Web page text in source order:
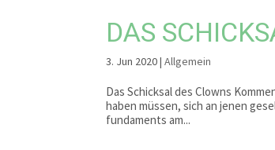
DAS
3. Jun 2020|Allgemein
Das Schicksal des Clowns
haben müssen, sich an jenen
fundaments am...